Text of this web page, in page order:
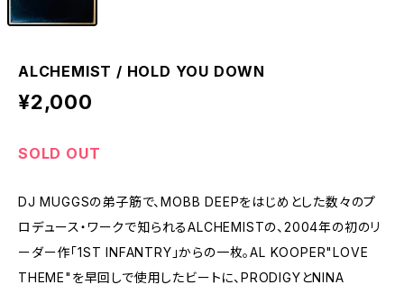
ALCHEMIST / HOLD YOU DOWN
¥2,000
SOLD OUT
DJ MUGGSの弟子筋で、MOBB DEEPをはじめとした数々のプ
ロデュース・ワークで知られるALCHEMISTの、2004年の初のリ
ーダー作「1ST INFANTRY」からの一枚。AL KOOPER"LOVE
THEME"を早回しで使用したビートに、PRODIGYとNINA